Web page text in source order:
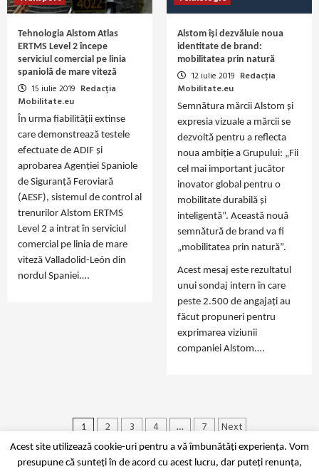
Tehnologia Alstom Atlas
ERTMS Level 2 începe
serviciul comercial pe linia
spaniolă de mare viteză
15 iulie 2019 Redacția
Mobilitate.eu
În urma fiabilității extinse
care demonstrează testele
efectuate de ADIF și
aprobarea Agenției Spaniole
de Siguranță Feroviară
(AESF), sistemul de control al
trenurilor Alstom ERTMS
Level 2 a intrat în serviciul
comercial pe linia de mare
viteză Valladolid-León din
nordul Spaniei.…
Alstom își dezvăluie noua
identitate de brand:
mobilitatea prin natură
12 iulie 2019 Redacția
Mobilitate.eu
Semnătura mărcii Alstom și
expresia vizuale a mărcii se
dezvoltă pentru a reflecta
noua ambiție a Grupului: „Fii
cel mai important jucător
inovator global pentru o
mobilitate durabilă și
inteligentă”. Această nouă
semnătură de brand va fi
„mobilitatea prin natură”.
Acest mesaj este rezultatul
unui sondaj intern în care
peste 2.500 de angajați au
făcut propuneri pentru
exprimarea viziunii
companiei Alstom.…
Paginație
articole
1 2 3 4 … 7 Next
Acest site utilizează cookie-uri pentru a vă îmbunătăți experiența. Vom
presupune că sunteți în de acord cu acest lucru, dar puteți renunța,